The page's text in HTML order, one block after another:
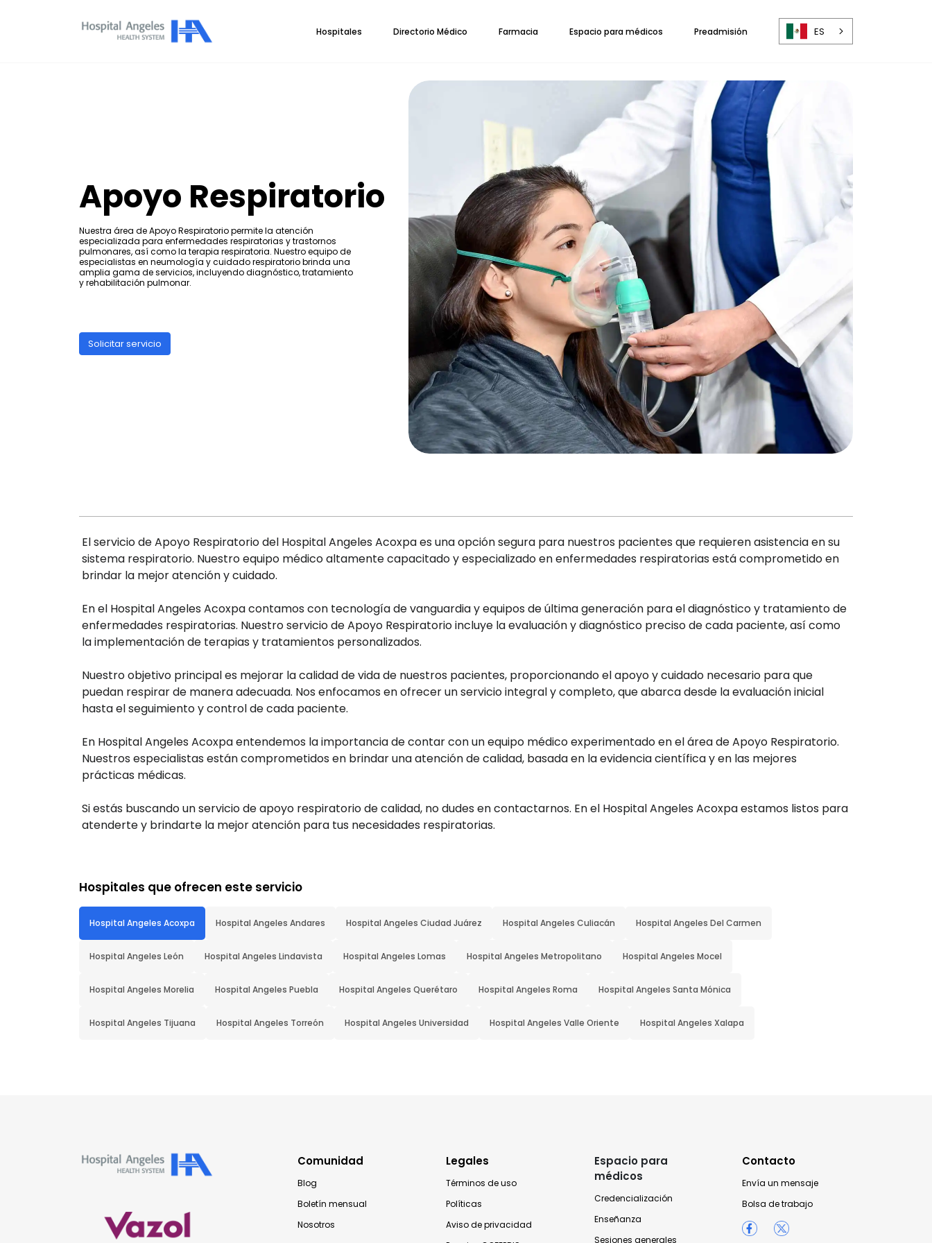
Hospitales Directorio Médico Farmacia Espacio para médicos Preadmisión ES
Apoyo Respiratorio
Nuestra área de Apoyo Respiratorio permite la atención
especializada para enfermedades respiratorias y trastornos
pulmonares, así como la terapia respiratoria. Nuestro equipo de
especialistas en neumología y cuidado respiratorio brinda una
amplia gama de servicios, incluyendo diagnóstico, tratamiento
y rehabilitación pulmonar.
Solicitar servicio
El servicio de Apoyo Respiratorio del Hospital Angeles Acoxpa es una opción segura para nuestros pacientes que requieren asistencia en su
sistema respiratorio. Nuestro equipo médico altamente capacitado y especializado en enfermedades respiratorias está comprometido en
brindar la mejor atención y cuidado.
En el Hospital Angeles Acoxpa contamos con tecnología de vanguardia y equipos de última generación para el diagnóstico y tratamiento de
enfermedades respiratorias. Nuestro servicio de Apoyo Respiratorio incluye la evaluación y diagnóstico preciso de cada paciente, así como
la implementación de terapias y tratamientos personalizados.
Nuestro objetivo principal es mejorar la calidad de vida de nuestros pacientes, proporcionando el apoyo y cuidado necesario para que
puedan respirar de manera adecuada. Nos enfocamos en ofrecer un servicio integral y completo, que abarca desde la evaluación inicial
hasta el seguimiento y control de cada paciente.
En Hospital Angeles Acoxpa entendemos la importancia de contar con un equipo médico experimentado en el área de Apoyo Respiratorio.
Nuestros especialistas están comprometidos en brindar una atención de calidad, basada en la evidencia científica y en las mejores
prácticas médicas.
Si estás buscando un servicio de apoyo respiratorio de calidad, no dudes en contactarnos. En el Hospital Angeles Acoxpa estamos listos para
atenderte y brindarte la mejor atención para tus necesidades respiratorias.
Hospitales que ofrecen este servicio
Hospital Angeles Acoxpa Hospital Angeles Andares Hospital Angeles Ciudad Juárez Hospital Angeles Culiacán Hospital Angeles Del Carmen
Hospital Angeles León Hospital Angeles Lindavista Hospital Angeles Lomas Hospital Angeles Metropolitano Hospital Angeles Mocel
Hospital Angeles Morelia Hospital Angeles Puebla Hospital Angeles Querétaro Hospital Angeles Roma Hospital Angeles Santa Mónica
Hospital Angeles Tijuana Hospital Angeles Torreón Hospital Angeles Universidad Hospital Angeles Valle Oriente Hospital Angeles Xalapa
Comunidad
Blog
Boletín mensual
Nosotros
Legales
Términos de uso
Políticas
Aviso de privacidad
Espacio para
médicos
Credencialización
Enseñanza
Sesiones generales
Contacto
Envía un mensaje
Bolsa de trabajo